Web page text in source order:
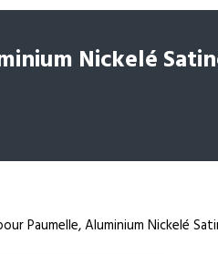
Nickelé
Paumelle, Aluminium Nickelé